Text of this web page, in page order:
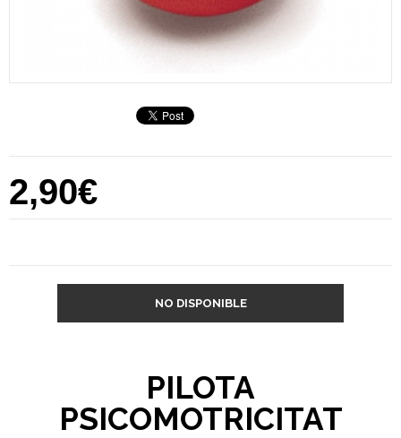
2,90€
NO DISPONIBLE
PILOTA
PSICOMOTRICITAT